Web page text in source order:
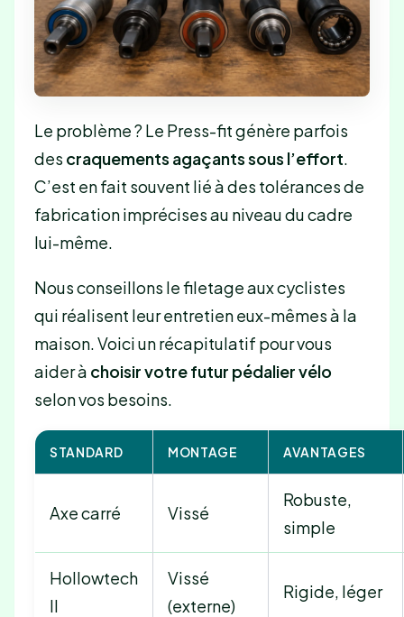
Le problème ? Le Press-fit génère parfois
des craquements agaçants sous l’effort.
C’est en fait souvent lié à des tolérances de
fabrication imprécises au niveau du cadre
lui-même.
Nous conseillons le filetage aux cyclistes
qui réalisent leur entretien eux-mêmes à la
maison. Voici un récapitulatif pour vous
aider à choisir votre futur pédalier vélo
selon vos besoins.
STANDARD MONTAGE AVANTAGES
Axe carré Vissé
Robuste,
simple
Hollowtech
II
Vissé
(externe)
Rigide, léger